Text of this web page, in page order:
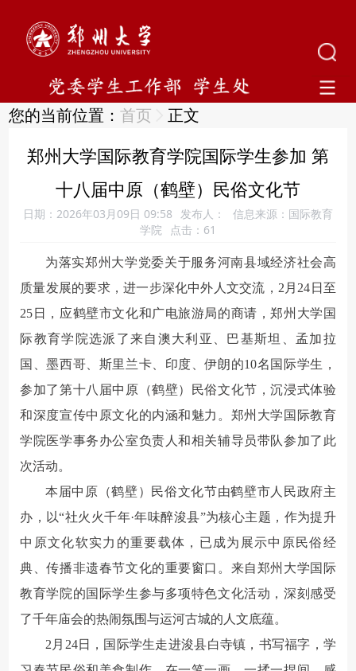
您的当前位置：首页 正文
郑州大学国际教育学院国际学生参加 第
十八届中原（鹤壁）民俗文化节
日期：2026年03月09日 09:58 发布人：
信息来源：国际教育
学院
点击： 61
为落实郑州大学党委关于服务河南县域经济社会高
质量发展的要求，进一步深化中外人文交流，2月24日至
25日，应鹤壁市文化和广电旅游局的商请，郑州大学国
际教育学院选派了来自澳大利亚、巴基斯坦、孟加拉
国、墨西哥、斯里兰卡、印度、伊朗的10名国际学生，
参加了第十八届中原（鹤壁）民俗文化节，沉浸式体验
和深度宣传中原文化的内涵和魅力。郑州大学国际教育
学院医学事务办公室负责人和相关辅导员带队参加了此
次活动。
本届中原（鹤壁）民俗文化节由鹤壁市人民政府主
办，以“社火火千年·年味醉浚县”为核心主题，作为提升
中原文化软实力的重要载体，已成为展示中原民俗经
典、传播非遗春节文化的重要窗口。来自郑州大学国际
教育学院的国际学生参与多项特色文化活动，深刻感受
了千年庙会的热闹氛围与运河古城的人文底蕴。
2月24日，国际学生走进浚县白寺镇，书写福字，学